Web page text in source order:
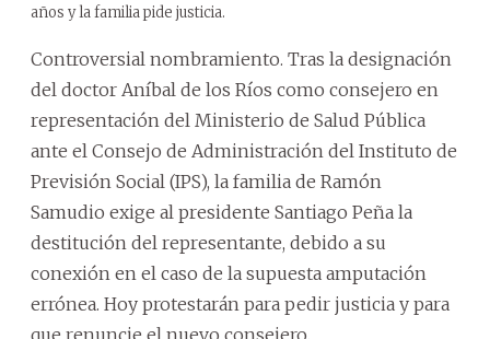
años y la familia pide justicia.
Controversial nombramiento. Tras la designación
del doctor Aníbal de los Ríos como consejero en
representación del Ministerio de Salud Pública
ante el Consejo de Administración del Instituto de
Previsión Social (IPS), la familia de Ramón
Samudio exige al presidente Santiago Peña la
destitución del representante, debido a su
conexión en el caso de la supuesta amputación
errónea. Hoy protestarán para pedir justicia y para
que renuncie el nuevo consejero.